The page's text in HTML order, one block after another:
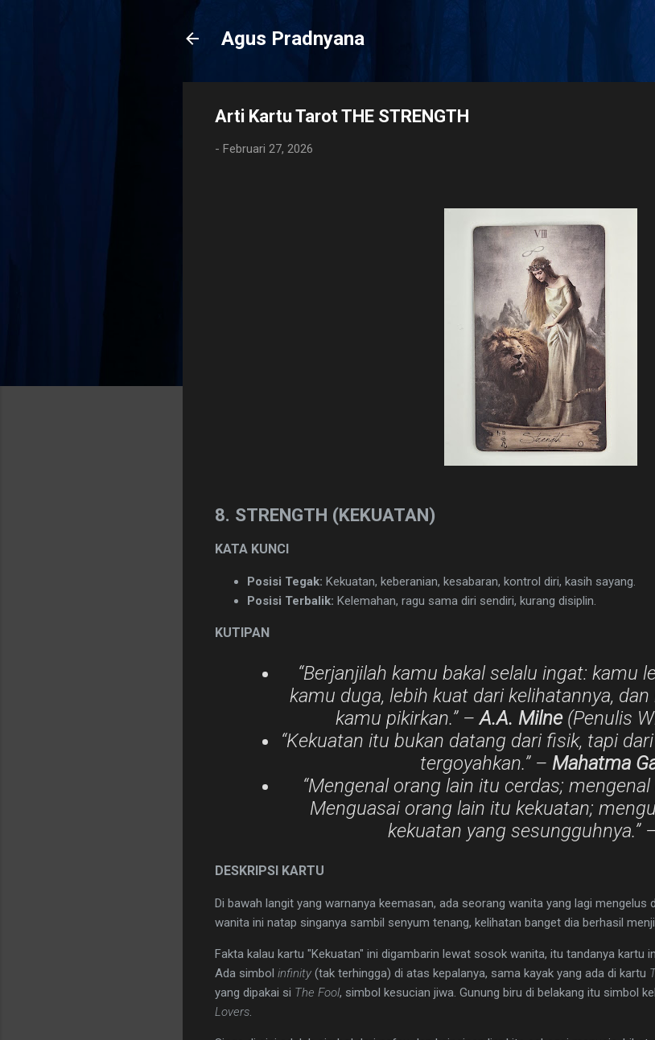
Agus Pradnyana
Arti Kartu Tarot THE STRENGTH
- Februari 27, 2026
​8. STRENGTH (KEKUATAN)
​KATA KUNCI
Posisi Tegak: Kekuatan, keberanian, kesabaran, kontrol diri, kasih sayang.
Posisi Terbalik: Kelemahan, ragu sama diri sendiri, kurang disiplin.
​KUTIPAN
​“Berjanjilah kamu bakal selalu ingat: kamu
kamu duga, lebih kuat dari kelihatannya,
kamu pikirkan.” –A.A. Milne(Penulis
​“Kekuatan itu bukan datang dari fisik, tapi
tergoyahkan.” – Mahatma
​“Mengenal orang lain itu cerdas;
Menguasai orang lain itu kekuatan;
kekuatan yang sesungguhnya.”
​DESKRIPSI KARTU
​Di bawah langit yang warnanya keemasan, ada seorang wanita yang lagi mengelus
wanita ini natap singanya sambil senyum tenang, kelihatan banget dia berhasil
​Fakta kalau kartu "Kekuatan" ini digambarin lewat sosok wanita, itu tandanya kartu
Ada simbol infinity (tak terhingga) di atas kepalanya, sama kayak yang ada di kartu
yang dipakai si The Fool, simbol kesucian jiwa. Gunung biru di belakang itu simbol
Lovers.